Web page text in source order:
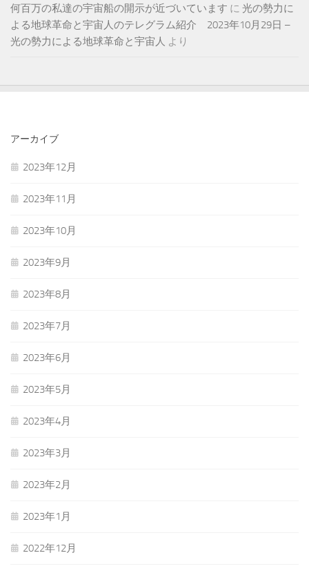
何百万の私達の宇宙船の開示が近づいています に 光の勢力に
よる地球革命と宇宙人のテレグラム紹介 2023年10月29日 –
光の勢力による地球革命と宇宙人 より
アーカイブ
2023年12月
2023年11月
2023年10月
2023年9月
2023年8月
2023年7月
2023年6月
2023年5月
2023年4月
2023年3月
2023年2月
2023年1月
2022年12月